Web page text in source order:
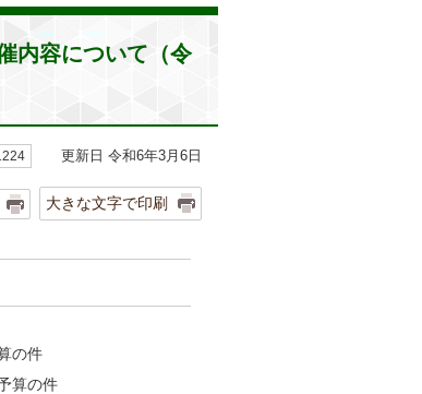
内容について（令
更新日 令和6年3月6日
大きな文字で印刷
の件
算の件